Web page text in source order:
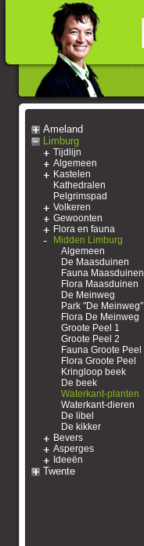
Ameland
Limburg
Tijdlijn
Algemeen
Kastelen
Kathedralen
Pelgrimspad
Volkeren
Gewoonten
Flora en fauna
Midden Limburg
Algemeen
De Maasduinen
Fauna Maasduinen
Flora Maasduinen
De Meinweg
Park ″De Meinweg″
Flora De Meinweg
Groote Peel 1
Groote Peel 2
Fauna Groote Peel
Flora Groote Peel
Kringloop beek
De beek
Waterkant-planten
Waterkant-dieren
De libel
De kikker
Bevers
Asperges
Ideeën
Twente